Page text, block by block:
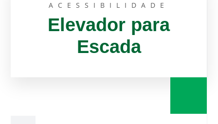
ACESSIBILIDADE
Elevador para
Escada